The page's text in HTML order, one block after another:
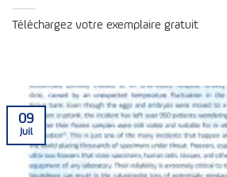
Téléchargez votre exemplaire gratuit
09
Juil